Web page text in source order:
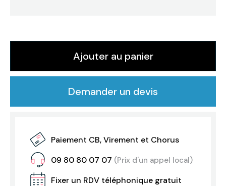
Ajouter au panier
Demander un devis
Paiement CB, Virement et Chorus
09 80 80 07 07 (Prix d'un appel local)
Fixer un RDV téléphonique gratuit